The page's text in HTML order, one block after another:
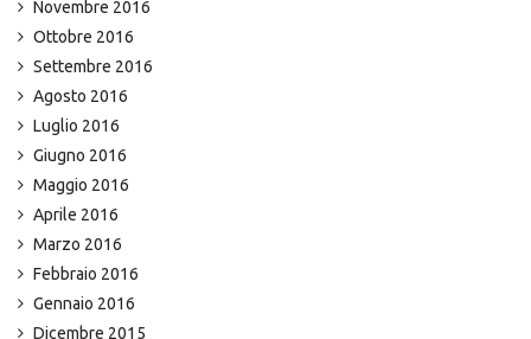
Novembre 2016
Ottobre 2016
Settembre 2016
Agosto 2016
Luglio 2016
Giugno 2016
Maggio 2016
Aprile 2016
Marzo 2016
Febbraio 2016
Gennaio 2016
Dicembre 2015